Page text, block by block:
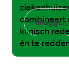
Inloggen
combineert
klinisch
én te